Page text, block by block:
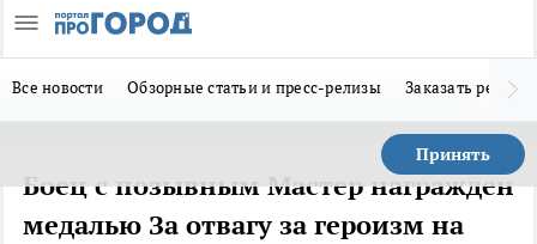
Все новости Обзорные статьи и пресс-релизы Заказать
Принять
Боец с позывным Мастер награжден
медалью За отвагу за героизм на